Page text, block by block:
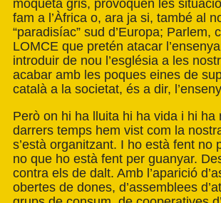
moqueta gris, provoquen les
fam a l’Àfrica o, ara ja si, també al
“paradisíac” sud d’Europa; Parlem,
LOMCE que pretén atacar
introduir de nou l’església a les
acabar amb les poques eines de
català a la societat, és a dir,
Però on hi ha lluita hi ha vida i hi ha
darrers temps hem vist com la
s’està organitzant. I ho està fent no
no que ho està fent per guanyar.
contra els de dalt. Amb l’aparició
obertes de dones, d’assemblees